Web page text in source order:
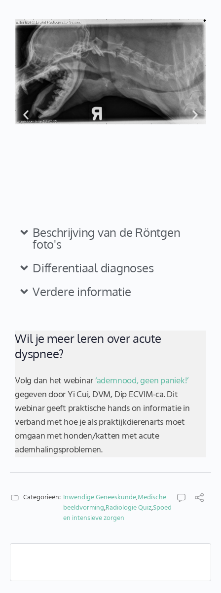
Beschrijving van de Röntgen
foto's
Differentiaal diagnoses
Verdere informatie
Wil je meer leren over acute
dyspnee?
Volg dan het webinar‘ademnood, geen paniek!’
gegeven door Yi Cui, DVM, Dip ECVIM-ca. Dit
webinar geeft praktische hands on informatie in
verband met hoe je als praktijkdierenarts moet
omgaan met honden/katten met acute
ademhalingsproblemen.
Categorieën: Inwendige Geneeskunde,Medische
beeldvorming,Radiologie Quiz,Spoed
en intensieve zorgen